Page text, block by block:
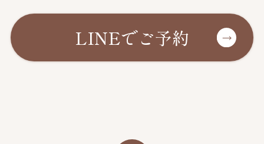
LINEでご予約